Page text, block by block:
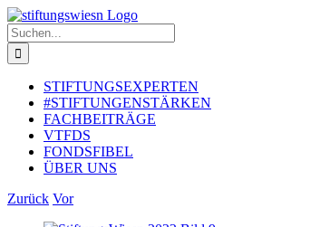
Zum
Inhalt
springen
Suche
nach:
STIFTUNGSEXPERTEN
#STIFTUNGENSTÄRKEN
FACHBEITRÄGE
VTFDS
FONDSFIBEL
ÜBER UNS
Zurück Vor